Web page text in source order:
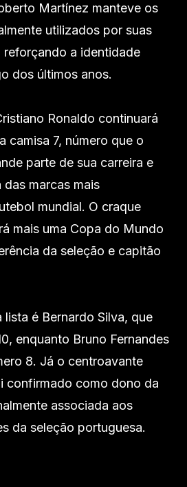
Martínez manteve os
utilizados por suas
reforçando a identidade
dos últimos anos.
Ronaldo continuará
camisa 7, número que o
parte de sua carreira e
das marcas mais
mundial. O craque
mais uma Copa do Mundo
da seleção e capitão
é Bernardo Silva, que
enquanto Bruno Fernandes
8. Já o centroavante
confirmado como dono da
associada aos
da seleção portuguesa.